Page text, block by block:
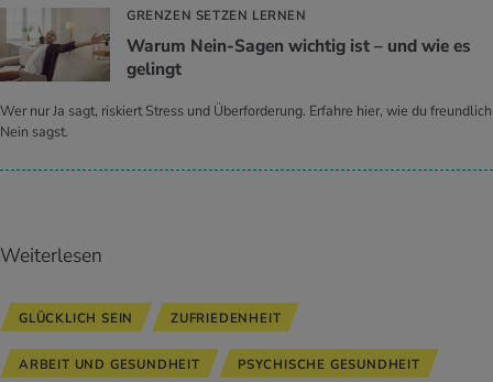
GRENZEN SETZEN LERNEN
Warum Nein-Sagen wich­tig ist – und wie es
ge­lingt
Wer nur Ja sagt, riskiert Stress und Überforderung. Erfahre hier, wie du freundlich
Nein sagst.
Weiterlesen
GLÜCKLICH SEIN ZUFRIEDENHEIT
ARBEIT UND GESUNDHEIT PSYCHISCHE GESUNDHEIT